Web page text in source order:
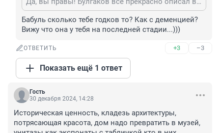
Бабуль сколько тебе годков то? Как с деменцией?
Вижу что она у тебя на последней стадии...)))
ОТВЕТИТЬ +3 –3
Показать ещё 1 ответ
Гость
30 декабря 2024, 14:28
Историческая ценность, кладезь архитектуры,
потрясающая красота, дом надо превратить в музей,